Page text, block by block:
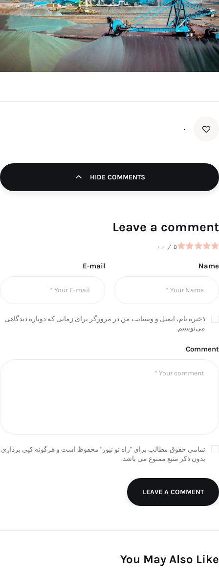
تک کده
پایگاه خبری آبان
خرید موتور ایمپلنت
۰
HIDE COMMENTS
Leave a comment
۰.۰ / ۵
Name
E-mail
ذخیره نام، ایمیل و وبسایت من در مرورگر برای زمانی که دوباره دیدگاهی
می‌نویسم.
Comment
تمامی حقوق مطالب برای "راه نو نیوز" محفوظ است و هرگونه کپی برداری
بدون ذکر منبع ممنوع می باشد.
LEAVE A COMMENT
You May Also Like